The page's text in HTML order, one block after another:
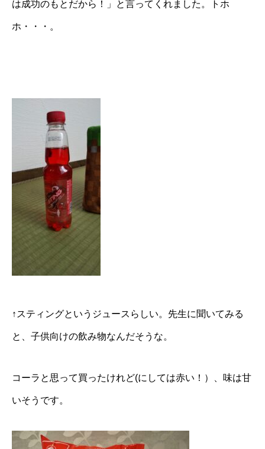
は成功のもとだから！」と言ってくれました。トホ
ホ・・・。
↑スティングというジュースらしい。先生に聞いてみる
と、子供向けの飲み物なんだそうな。
コーラと思って買ったけれど(にしては赤い！）、味は甘
いそうです。